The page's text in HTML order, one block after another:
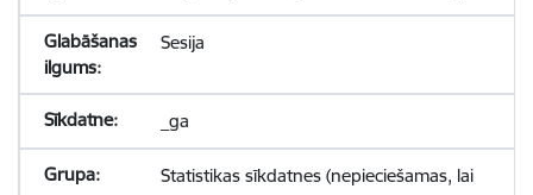
Sesija
_ga
Statistikas sīkdatnes (nepieciešamas, lai